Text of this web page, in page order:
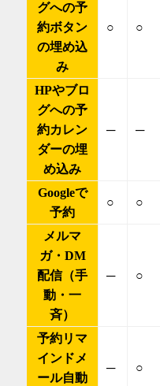
グへの予
約ボタン
の埋め込
み
○ ○
HPやブロ
グへの予
約カレン
ダーの埋
め込み
─ ─
Googleで
予約
○ ○
メルマ
ガ・DM
配信（手
動・一
斉）
─ ○
予約リマ
インドメ
ール自動
─ ○